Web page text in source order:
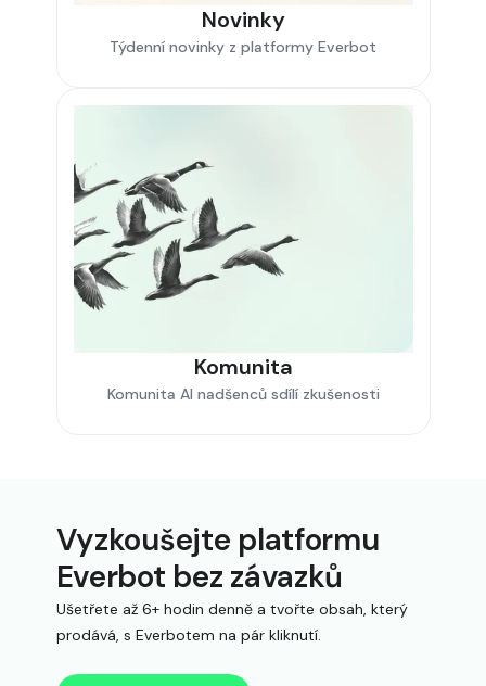
Novinky
Týdenní novinky z platformy Everbot
Komunita
Komunita AI nadšenců sdílí zkušenosti
Vyzkoušejte platformu
Everbot bez závazků
Ušetřete až 6+ hodin denně a tvořte obsah, který
prodává, s Everbotem na pár kliknutí.